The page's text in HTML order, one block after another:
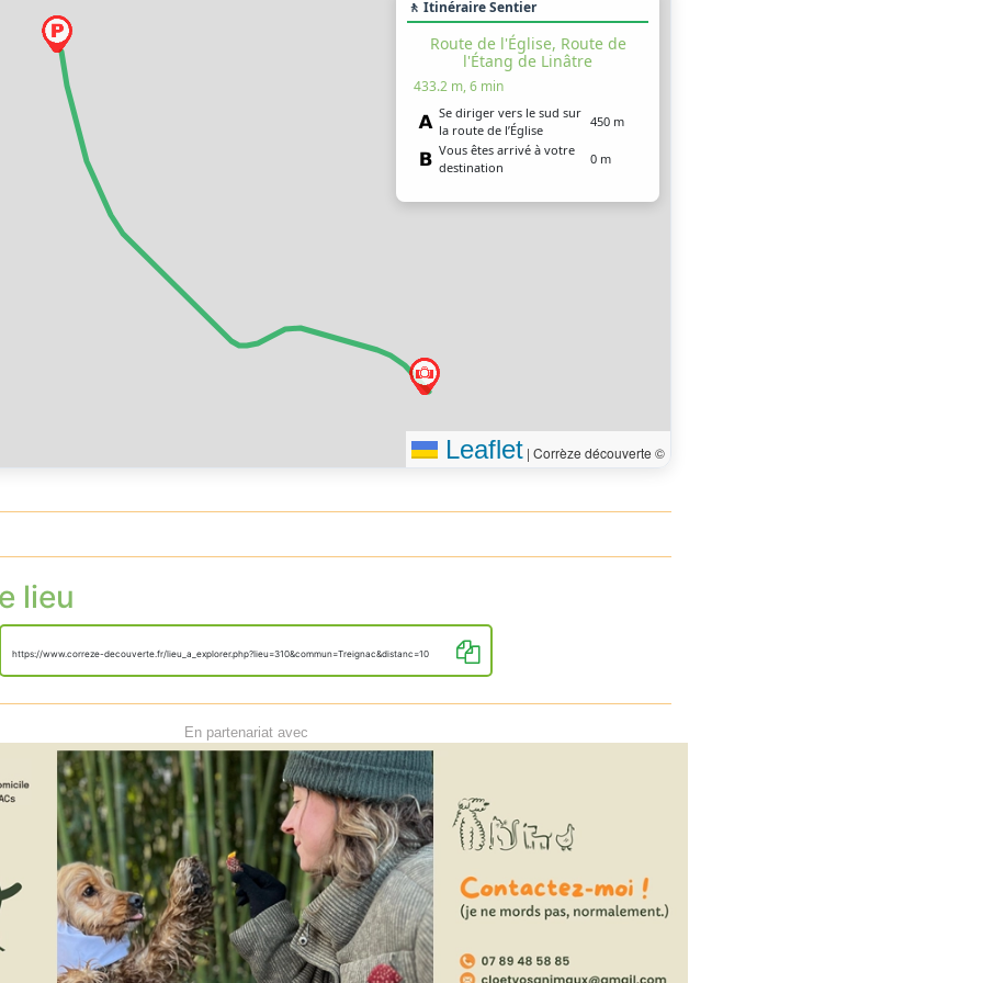
🚶 Itinéraire Sentier
Route de l'Église, Route de
l'Étang de Linâtre
433.2 m, 6 min
Se diriger vers le sud sur
la route de l’Église
450 m
Vous êtes arrivé à votre
destination
0 m
Leaflet | Corrèze découverte ©
lieu
https://www.correze-decouverte.fr/lieu_a_explorer.php?lieu=310&commun=Treignac&distanc=10
En partenariat avec